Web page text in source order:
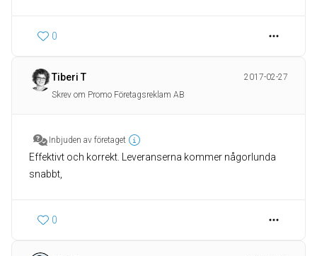
0
Tiberi T
2017-02-27
Skrev om Promo Företagsreklam AB
Inbjuden av företaget
Effektivt och korrekt. Leveranserna kommer någorlunda
snabbt,
0